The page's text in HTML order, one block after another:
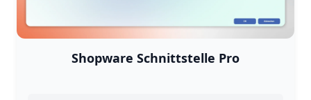
Shopware Schnittstelle Pro